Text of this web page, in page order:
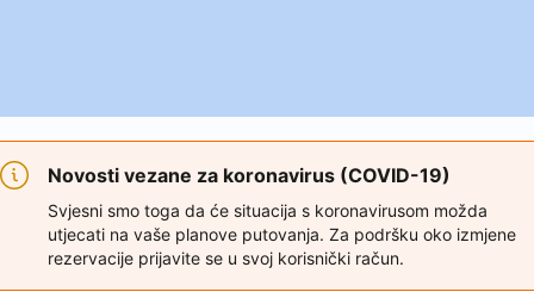
Novosti vezane za koronavirus (COVID-19)
Svjesni smo toga da će situacija s koronavirusom možda
utjecati na vaše planove putovanja. Za podršku oko izmjene
rezervacije prijavite se u svoj korisnički račun.